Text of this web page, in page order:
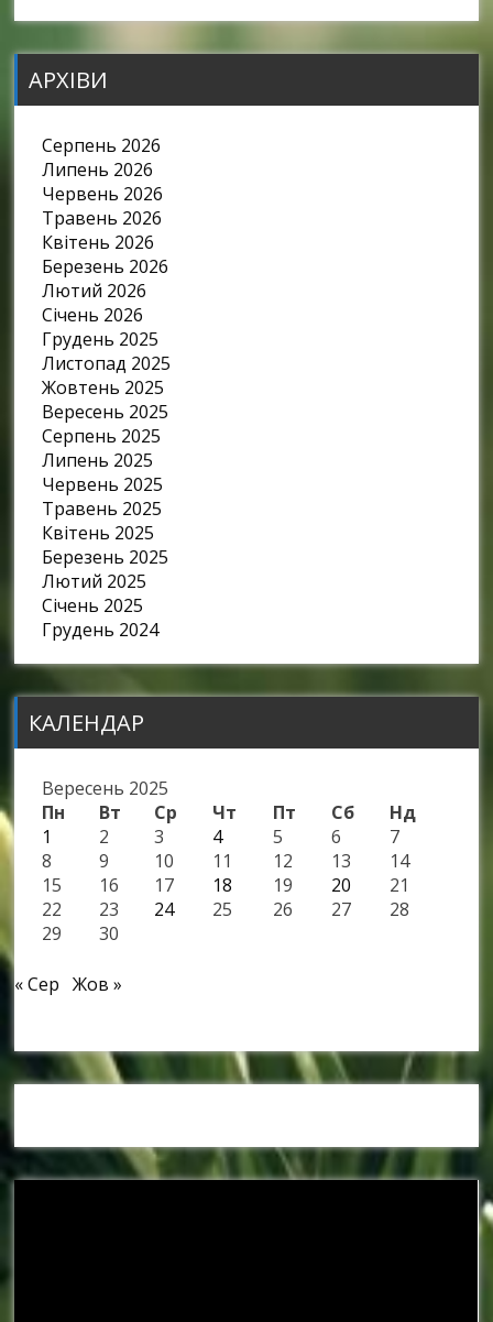
АРХІВИ
Серпень 2026
Липень 2026
Червень 2026
Травень 2026
Квітень 2026
Березень 2026
Лютий 2026
Січень 2026
Грудень 2025
Листопад 2025
Жовтень 2025
Вересень 2025
Серпень 2025
Липень 2025
Червень 2025
Травень 2025
Квітень 2025
Березень 2025
Лютий 2025
Січень 2025
Грудень 2024
КАЛЕНДАР
Вересень 2025
Пн
Вт Ср Чт Пт Сб
Нд
1
2 3 4 5 6
7
8
9 10 11 12 13
14
15
16 17 18 19 20
21
22
23 24 25 26 27
28
29
30
« Сер Жов »